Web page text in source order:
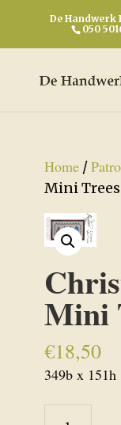
De Handwerk
050
Home/
Mini Trees
Mini
€18,50
349b x 151h